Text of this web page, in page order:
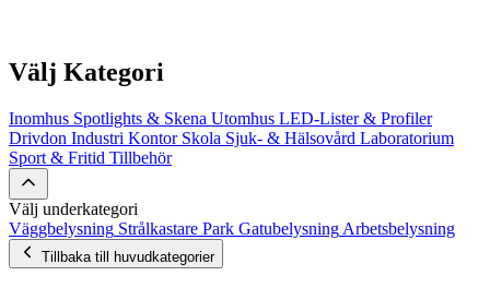
Välj Kategori
Inomhus Spotlights & Skena Utomhus LED-Lister & Profiler
Drivdon Industri Kontor Skola Sjuk- & Hälsovård Laboratorium
Sport & Fritid Tillbehör
Välj underkategori
Väggbelysning Strålkastare Park Gatubelysning Arbetsbelysning
Tillbaka till huvudkategorier